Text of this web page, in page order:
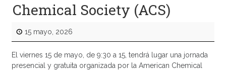
Chemical Society (ACS)
15 mayo, 2026
El viernes 15 de mayo, de 9:30 a 15, tendrá lugar una jornada
presencial y gratuita organizada por la American Chemical